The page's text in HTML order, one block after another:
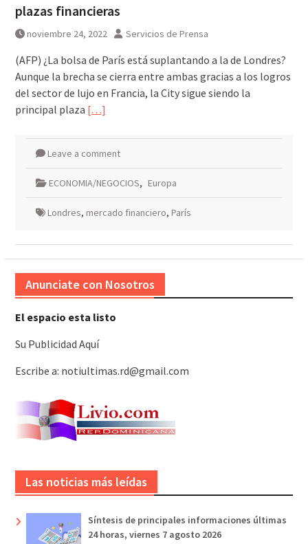
plazas financieras
noviembre 24, 2022 Servicios de Prensa
(AFP) ¿La bolsa de París está suplantando a la de Londres?
Aunque la brecha se cierra entre ambas gracias a los logros
del sector de lujo en Francia, la City sigue siendo la
principal plaza […]
Leave a comment
ECONOMIA/NEGOCIOS, Europa
Londres, mercado financiero, París
Anunciate con Nosotros
El espacio esta listo
Su Publicidad Aquí
Escribe a: notiultimas.rd@gmail.com
Las noticias más leídas
Síntesis de principales informaciones últimas
24 horas, viernes 7 agosto 2026